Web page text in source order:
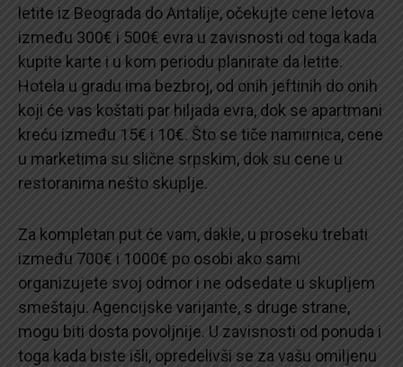
letite iz Beograda do Antalije, očekujte cene letova
između 300€ i 500€ evra u zavisnosti od toga kada
kupite karte i u kom periodu planirate da letite.
Hotela u gradu ima bezbroj, od onih jeftinih do onih
koji će vas koštati par hiljada evra, dok se apartmani
kreću između 15€ i 10€. Što se tiče namirnica, cene
u marketima su slične srpskim, dok su cene u
restoranima nešto skuplje.
Za kompletan put će vam, dakle, u proseku trebati
između 700€ i 1000€ po osobi ako sami
organizujete svoj odmor i ne odsedate u skupljem
smeštaju. Agencijske varijante, s druge strane,
mogu biti dosta povoljnije. U zavisnosti od ponuda i
toga kada biste išli, opredelivši se za vašu omiljenu